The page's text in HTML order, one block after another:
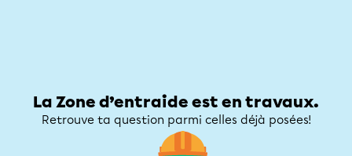
La Zone d’entraide est en travaux.
Retrouve ta question parmi celles déjà posées!